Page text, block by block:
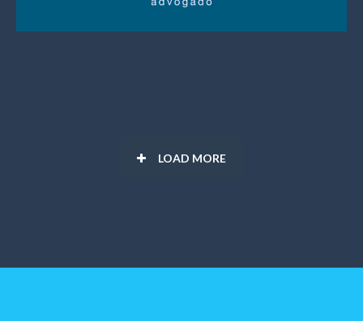
LOAD MORE